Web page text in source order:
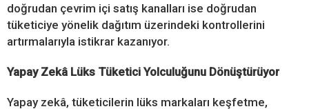
doğrudan çevrim içi satış kanalları ise doğrudan
tüketiciye yönelik dağıtım üzerindeki kontrollerini
artırmalarıyla istikrar kazanıyor.
Yapay Zekâ Lüks Tüketici Yolculuğunu Dönüştürüyor
Yapay zekâ, tüketicilerin lüks markaları keşfetme,